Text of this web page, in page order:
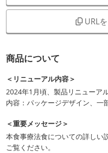
URL
商品について
＜リニューアル内容＞
2024年1月頃、製品リニューア
内容：パッケージデザイン、一
＜重要メッセージ＞
本食事療法食についての詳しい
ご覧ください。